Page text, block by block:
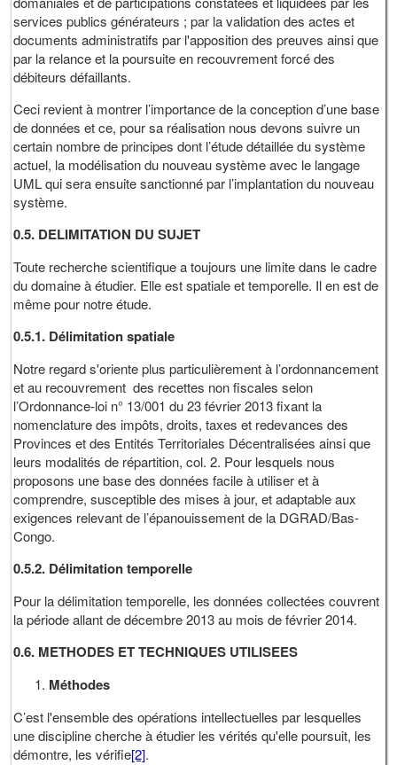
services publics générateurs ; par la validation des actes et
documents administratifs par l'apposition des preuves ainsi que
par la relance et la poursuite en recouvrement forcé des
débiteurs défaillants.
Ceci revient à montrer l’importance de la conception d’une base
de données et ce, pour sa réalisation nous devons suivre un
certain nombre de principes dont l’étude détaillée du système
actuel, la modélisation du nouveau système avec le langage
UML qui sera ensuite sanctionné par l’implantation du nouveau
système.
0.5. DELIMITATION DU SUJET
Toute recherche scientifique a toujours une limite dans le cadre
du domaine à étudier. Elle est spatiale et temporelle. Il en est de
même pour notre étude.
0.5.1. Délimitation spatiale
Notre regard s'oriente plus particulièrement à l’ordonnancement
et au recouvrement des recettes non fiscales selon
l’Ordonnance-loi n° 13/001 du 23 février 2013 fixant la
nomenclature des impôts, droits, taxes et redevances des
Provinces et des Entités Territoriales Décentralisées ainsi que
leurs modalités de répartition, col. 2. Pour lesquels nous
proposons une base des données facile à utiliser et à
comprendre, susceptible des mises à jour, et adaptable aux
exigences relevant de l’épanouissement de la DGRAD/Bas-
Congo.
0.5.2. Délimitation temporelle
Pour la délimitation temporelle, les données collectées couvrent
la période allant de décembre 2013 au mois de février 2014.
0.6. METHODES ET TECHNIQUES UTILISEES
Méthodes
C’est l'ensemble des opérations intellectuelles par lesquelles
une discipline cherche à étudier les vérités qu'elle poursuit, les
démontre, les vérifie[2].